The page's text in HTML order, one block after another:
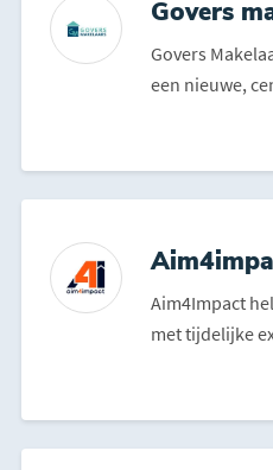
Govers
Govers
een nieuwe,
Aim4Impact
met tijdelijke